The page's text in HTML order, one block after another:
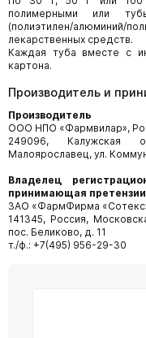
полимерными или
(полиэтилен/алюминий/
лекарственных средств.
Каждая туба вместе с
картона.
Производитель и
Производитель
ООО НПО «Фармвилар»,
249096, Калужская
Малоярославец, ул.
Владелец
принимающая
ЗАО «ФармФирма
141345, Россия,
пос. Беликово, д. 11
т./ф.: +7(495) 956-29-30